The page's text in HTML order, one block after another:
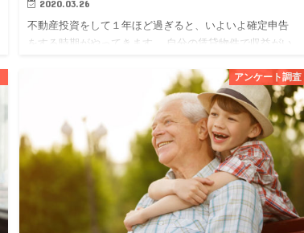
2020.03.26
不動産投資をして１年ほど過ぎると、いよいよ確定申告
をする時期がやってきます。 自分の賃貸物件で収益がい
か、初めての場合は特に分からないこともあるかと思い
アンケート調査